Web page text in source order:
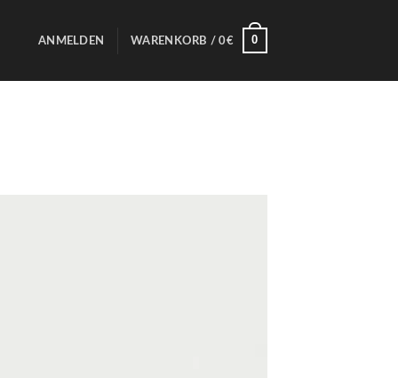
ANMELDEN WARENKORB /0€ 0